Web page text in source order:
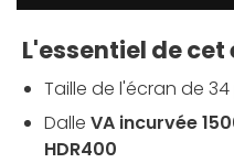
L'essentiel de cet
Taille de l'écran de
Dalle VA incurvée
HDR400